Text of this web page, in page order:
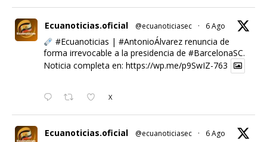
Ecuanoticias.oficial @ecuanoticiasec · 6 Ago
#Ecuanoticias | #AntonioÁlvarezrenuncia de
forma irrevocable a la presidencia de #BarcelonaSC.
Noticia completa en: https://wp.me/p9SwIZ-763
X
Ecuanoticias.oficial @ecuanoticiasec · 6 Ago